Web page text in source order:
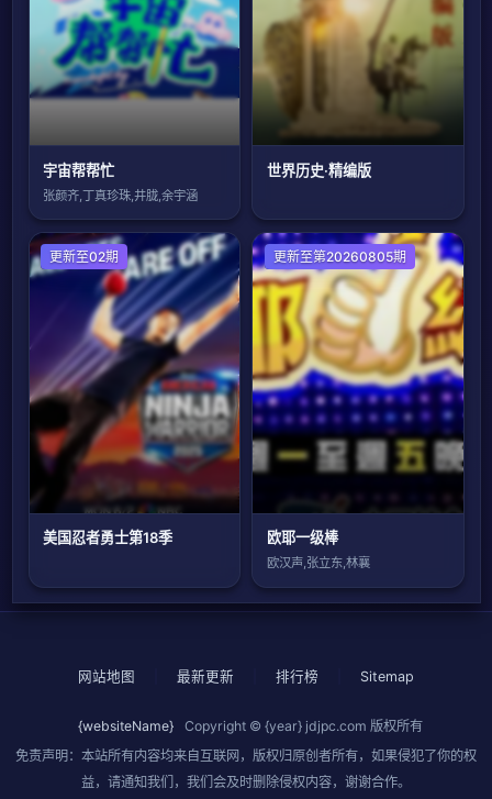
宇宙帮帮忙
张颜齐,丁真珍珠,井胧,余宇涵
世界历史·精编版
欧美综艺
更新至02期
美国忍者勇士第18季
港台综艺
更新至第20260805期
欧耶一级棒
欧汉声,张立东,林襄
网站地图 最新更新 排行榜 Sitemap
{websiteName} Copyright © {year} jdjpc.com 版权所有
免责声明：本站所有内容均来自互联网，版权归原创者所有，如果侵犯了你的权
益，请通知我们，我们会及时删除侵权内容，谢谢合作。